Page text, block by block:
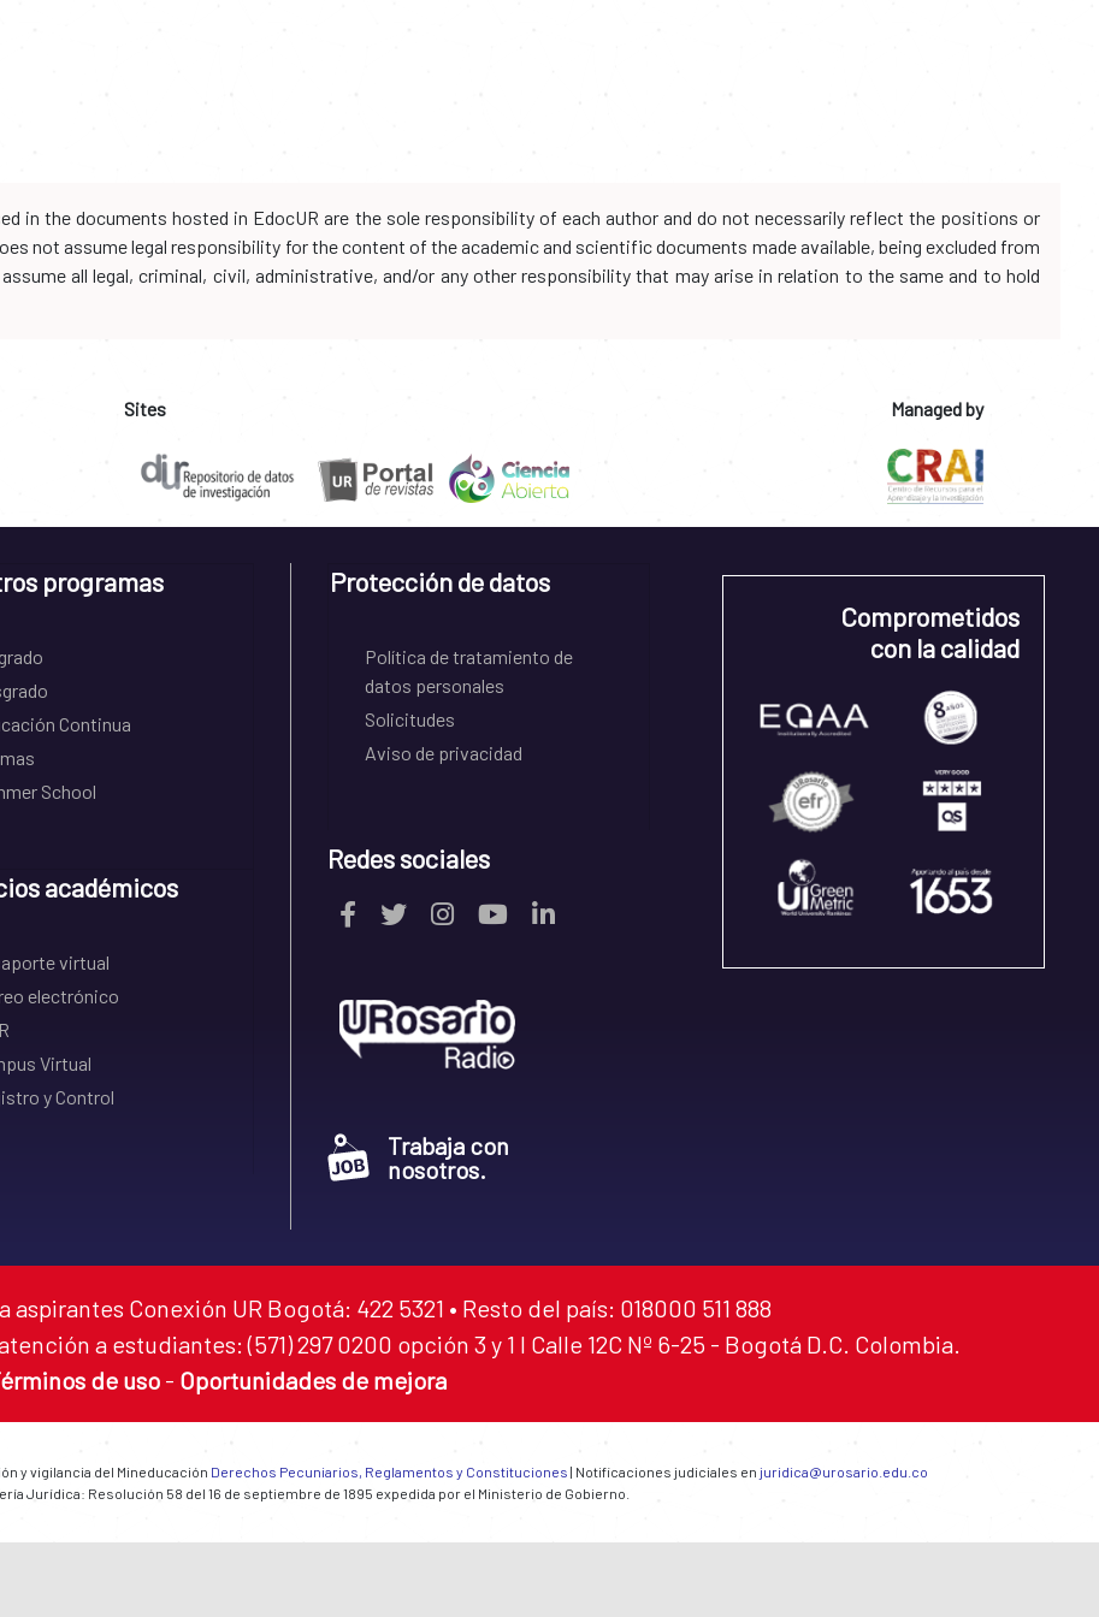
in the documents hosted in EdocUR are the sole responsibility of each author and do not necessarily reflect the positions or
not assume legal responsibility for the content of the academic and scientific documents made available, being excluded from
all legal, criminal, civil, administrative, and/or any other responsibility that may arise in relation to the same and to hold
Sites Managed by
programas
Continua
School
académicos
virtual
electrónico
Virtual
y Control
Protección de datos
Política de tratamiento de
datos personales
Solicitudes
Aviso de privacidad
Redes sociales
Trabaja con
nosotros.
Comprometidos
con la calidad
aspirantes Conexión UR Bogotá: 422 5321 • Resto del país: 018000 511 888
a estudiantes: (571) 297 0200 opción 3 y 1 I Calle 12C Nº 6-25 - Bogotá D.C. Colombia.
de uso - Oportunidades de mejora
y vigilancia del Mineducación Derechos Pecuniarios, Reglamentos y Constituciones | Notificaciones judiciales en juridica@urosario.edu.co
Jurídica: Resolución 58 del 16 de septiembre de 1895 expedida por el Ministerio de Gobierno.